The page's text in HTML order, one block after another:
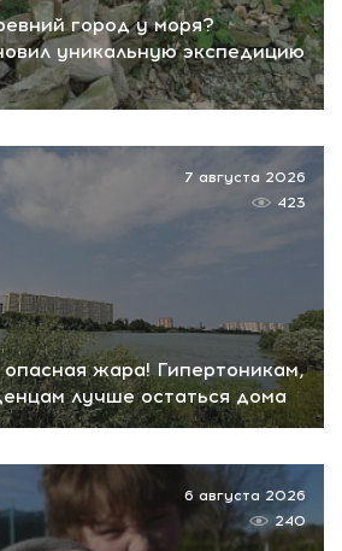
город у моря?
уникальную экспедицию
жара! Гипертоникам,
лучше остаться дома
7 августа 2026
423
6 августа 2026
240